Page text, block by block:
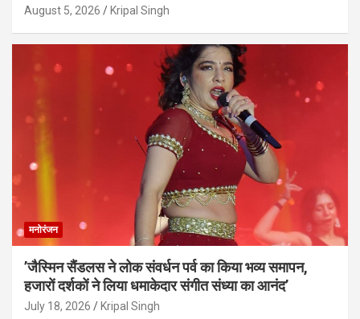
August 5, 2026 Kripal Singh
मनोरंजन
’जैस्मिन सैंडलस ने लोक संवर्धन पर्व का किया भव्य समापन,
हजारों दर्शकों ने लिया धमाकेदार संगीत संध्या का आनंद’
July 18, 2026 Kripal Singh